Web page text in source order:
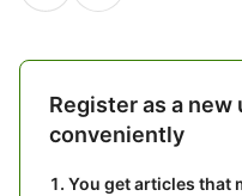
Register as a new
conveniently
You get articles that